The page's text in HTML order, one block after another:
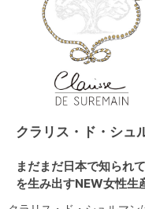
クラリス・ド・シ
まだまだ日本で知られ
を生み出すNEW女性生